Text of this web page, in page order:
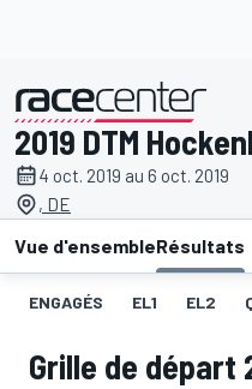
présenté par
2019 DTM
4 oct. 2019 au 6 oct. 2019
, DE
Vue d'ensembleRésultats
ENGAGÉS EL1 EL2
Grille de départ